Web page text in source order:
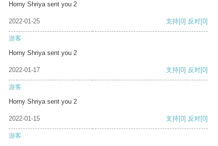
Horny Shriya sent you 2
2022-01-25 支持[0] 反对[0]
游客
Horny Shriya sent you 2
2022-01-17 支持[0] 反对[0]
游客
Horny Shriya sent you 2
2022-01-15 支持[0] 反对[0]
游客